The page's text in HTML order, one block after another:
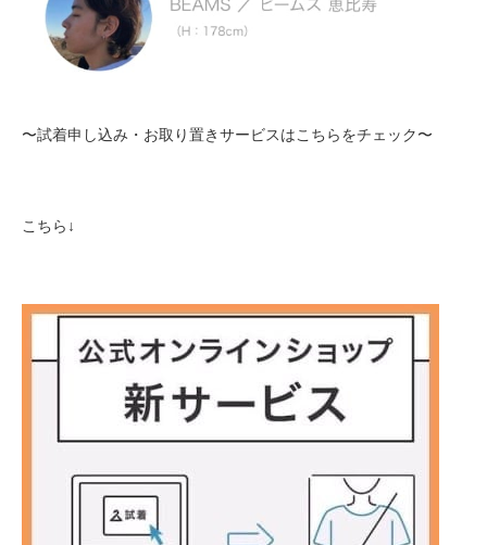
〜試着申し込み・お取り置きサービスはこちらをチェック〜
こちら↓